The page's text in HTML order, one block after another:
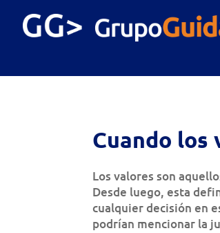
Cuando los
Los valores son
Desde luego, esta
cualquier decisión en
podrían mencionar la